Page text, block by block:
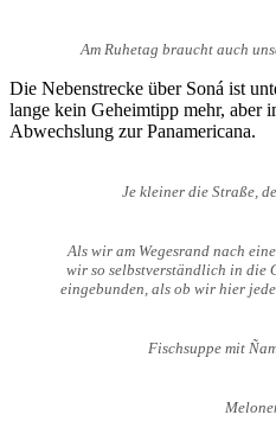
Am Ruhetag braucht auch
Die Nebenstrecke über Soná ist
lange kein Geheimtipp mehr, aber
Abwechslung zur Panamericana.
Je kleiner die Straße,
Als wir am Wegesrand nach
wir so selbstverständlich in die
eingebunden, als ob wir hier
Fischsuppe mit